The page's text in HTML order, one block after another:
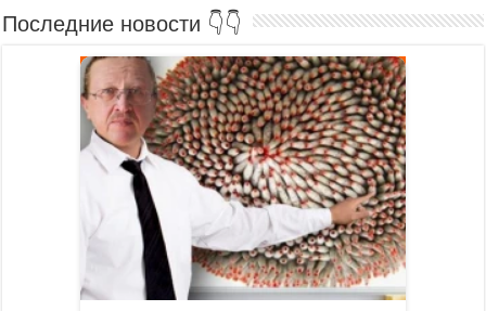
Последние новости 👇👇